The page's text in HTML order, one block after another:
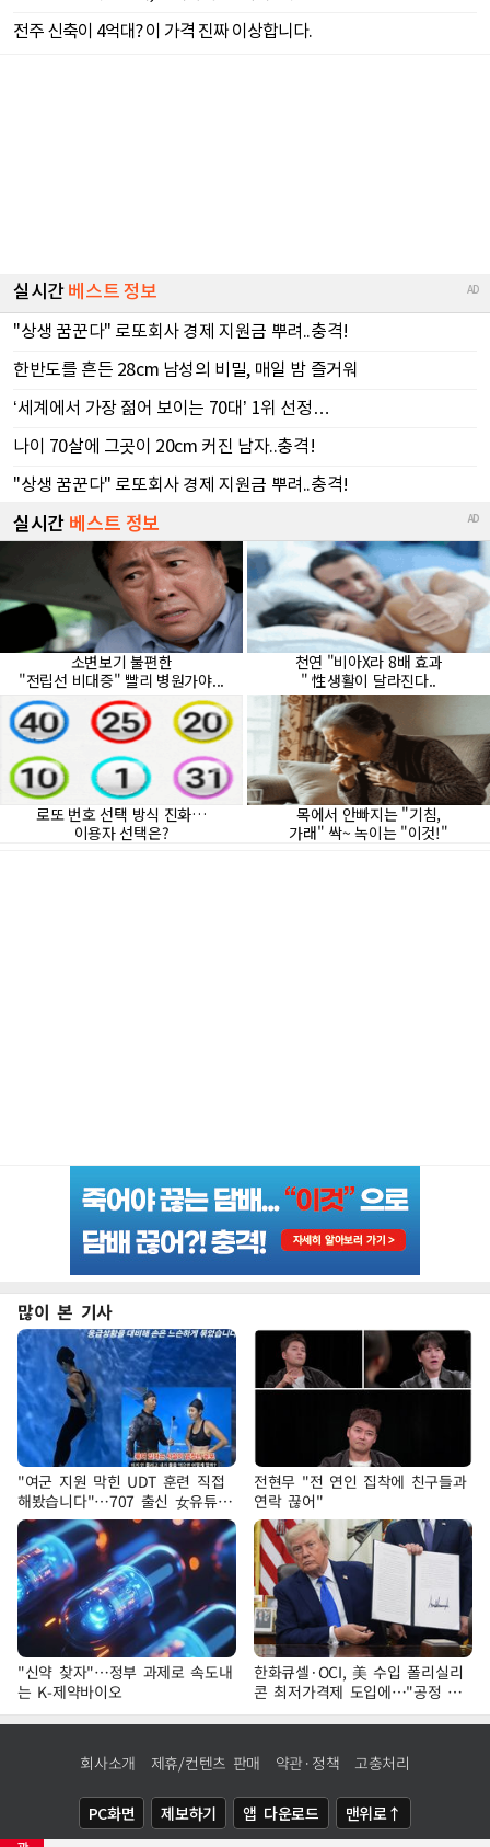
많이 본 기사
"여군 지원 막힌 UDT 훈련 직접
해봤습니다"…707 출신 女유튜버
'완벽 소화'
전현무 "전 연인 집착에 친구들과
연락 끊어"
"신약 찾자"…정부 과제로 속도내
는 K-제약바이오
한화큐셀·OCI, 美 수입 폴리실리
콘 최저가격제 도입에…"공정 경
쟁·수익성 개선 환영"
회사소개 제휴/컨텐츠 판매 약관·정책 고충처리
PC화면 제보하기 앱 다운로드 맨위로↑